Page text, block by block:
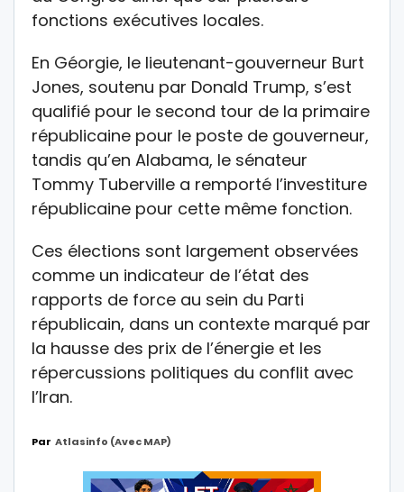
fonctions exécutives locales.
En Géorgie, le lieutenant-gouverneur Burt
Jones, soutenu par Donald Trump, s’est
qualifié pour le second tour de la primaire
républicaine pour le poste de gouverneur,
tandis qu’en Alabama, le sénateur
Tommy Tuberville a remporté l’investiture
républicaine pour cette même fonction.
Ces élections sont largement observées
comme un indicateur de l’état des
rapports de force au sein du Parti
républicain, dans un contexte marqué par
la hausse des prix de l’énergie et les
répercussions politiques du conflit avec
l’Iran.
Par Atlasinfo (avec MAP)